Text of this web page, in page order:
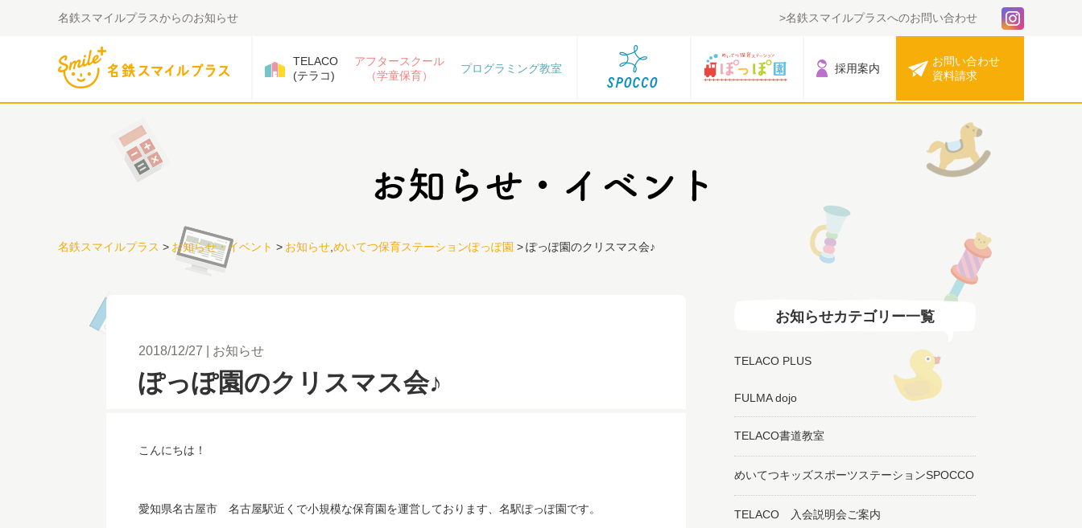
名鉄スマイルプラスからのお知らせ 名鉄スマイルプラスへのお問い合わせ
TELACO
(テラコ)
アフタースクール
（学童保育）
プログラミング教室 採用案内
お問い合わせ
資料請求
名鉄スマイルプラス > お知らせ・イベント > お知らせ めいてつ保育ステーションぽっぽ園 >ぽっぽ園のクリスマス会♪
2018/12/27 お知らせ
ぽっぽ園のクリスマス会♪
こんにちは！
愛知県名古屋市 名古屋駅近くで小規模な保育園を運営しております、名駅ぽっぽ園です。
お知らせカテゴリー一覧
TELACO PLUS
FULMA dojo
TELACO書道教室
めいてつキッズスポーツステーションSPOCCO
TELACO 入会説明会ご案内